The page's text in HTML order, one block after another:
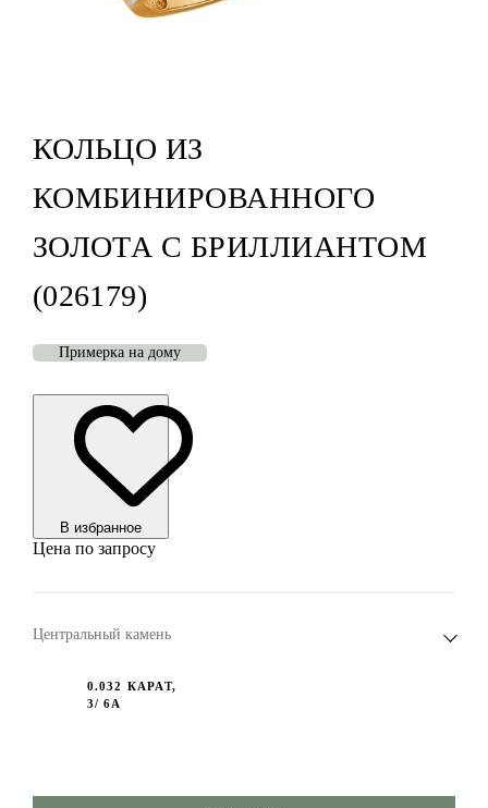
КОЛЬЦО ИЗ
КОМБИНИРОВАННОГО
ЗОЛОТА С БРИЛЛИАНТОМ
(026179)
Примерка на дому
В избранноe
Цена по запросу
Центральный камень
0.032 КАРАТ,
3/ 6А